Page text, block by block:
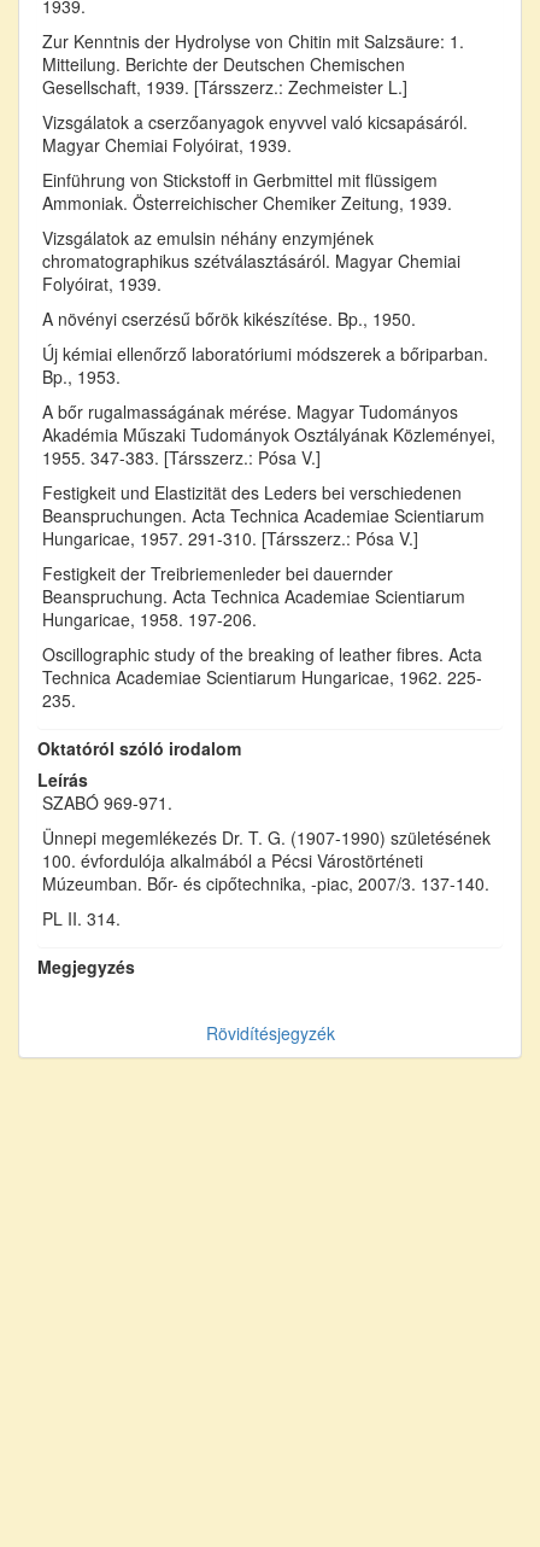
1939.
Zur Kenntnis der Hydrolyse von Chitin mit Salzsäure: 1.
Mitteilung. Berichte der Deutschen Chemischen
Gesellschaft, 1939. [Társszerz.: Zechmeister L.]
Vizsgálatok a cserzőanyagok enyvvel való kicsapásáról.
Magyar Chemiai Folyóirat, 1939.
Einführung von Stickstoff in Gerbmittel mit flüssigem
Ammoniak. Österreichischer Chemiker Zeitung, 1939.
Vizsgálatok az emulsin néhány enzymjének
chromatographikus szétválasztásáról. Magyar Chemiai
Folyóirat, 1939.
A növényi cserzésű bőrök kikészítése. Bp., 1950.
Új kémiai ellenőrző laboratóriumi módszerek a bőriparban.
Bp., 1953.
A bőr rugalmasságának mérése. Magyar Tudományos
Akadémia Műszaki Tudományok Osztályának Közleményei,
1955. 347-383. [Társszerz.: Pósa V.]
Festigkeit und Elastizität des Leders bei verschiedenen
Beanspruchungen. Acta Technica Academiae Scientiarum
Hungaricae, 1957. 291-310. [Társszerz.: Pósa V.]
Festigkeit der Treibriemenleder bei dauernder
Beanspruchung. Acta Technica Academiae Scientiarum
Hungaricae, 1958. 197-206.
Oscillographic study of the breaking of leather fibres. Acta
Technica Academiae Scientiarum Hungaricae, 1962. 225-
235.
Oktatóról szóló irodalom
Leírás
SZABÓ 969-971.
Ünnepi megemlékezés Dr. T. G. (1907-1990) születésének
100. évfordulója alkalmából a Pécsi Várostörténeti
Múzeumban. Bőr- és cipőtechnika, -piac, 2007/3. 137-140.
PL II. 314.
Megjegyzés
Rövidítésjegyzék